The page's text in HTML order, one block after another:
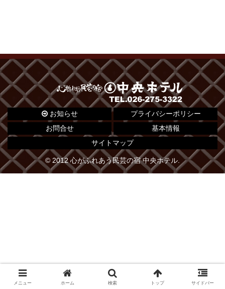
お知らせ
プライバシーポリシー
お問合せ
基本情報
サイトマップ
© 2012 心がふれあう民芸の宿 中央ホテル.
メニュー ホーム 検索 トップ サイドバー